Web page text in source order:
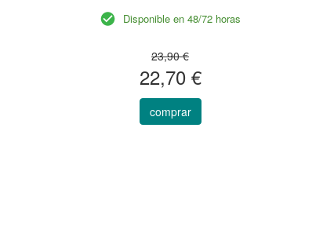
Disponible en 48/72 horas
23,90 €
22,70 €
comprar